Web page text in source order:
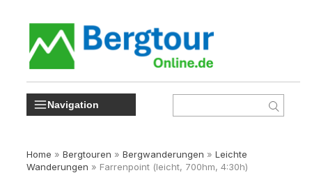
Navigation
Home » Bergtouren » Bergwanderungen » Leichte
Wanderungen » Farrenpoint (leicht, 700hm, 4:30h)